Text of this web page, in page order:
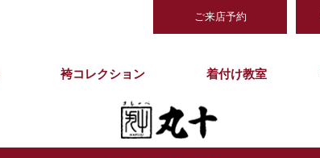
ご来店予約
袴コレクション 着付け教室